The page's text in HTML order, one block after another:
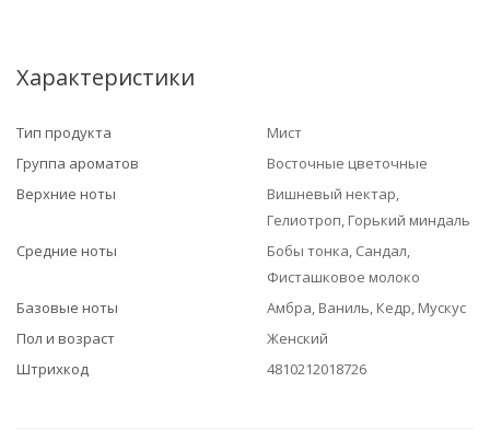
Характеристики
Тип продукта
Мист
Группа ароматов
Восточные цветочные
Верхние ноты
Вишневый нектар,
Гелиотроп, Горький миндаль
Средние ноты
Бобы тонка, Сандал,
Фисташковое молоко
Базовые ноты
Амбра, Ваниль, Кедр, Мускус
Пол и возраст
Женский
Штрихкод
4810212018726